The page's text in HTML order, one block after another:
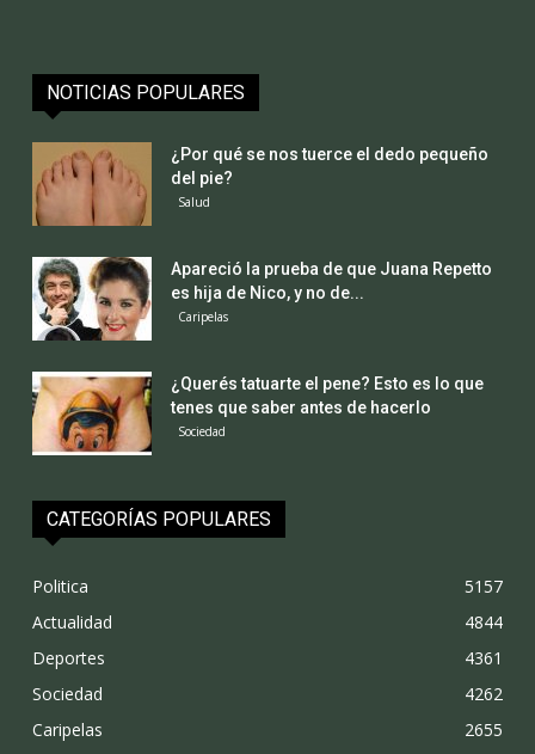
NOTICIAS POPULARES
¿Por qué se nos tuerce el dedo pequeño
del pie?
Salud
Apareció la prueba de que Juana Repetto
es hija de Nico, y no de...
Caripelas
¿Querés tatuarte el pene? Esto es lo que
tenes que saber antes de hacerlo
Sociedad
CATEGORÍAS POPULARES
Politica
5157
Actualidad
4844
Deportes
4361
Sociedad
4262
Caripelas
2655